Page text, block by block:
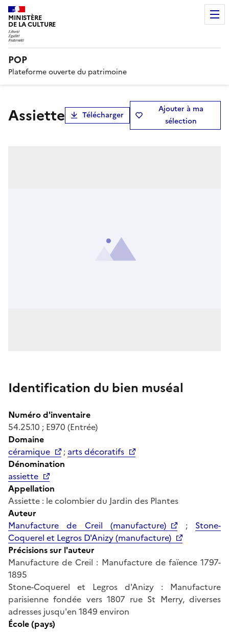
MINISTÈRE
DE LA CULTURE
POP
Plateforme ouverte du patrimoine
assiette Télécharger
Ajouter à ma
sélection
Identification du bien muséal
Numéro d'inventaire
54.25.10 ; E970 (Entrée)
Domaine
céramique
; arts décoratifs
Dénomination
assiette
Appellation
Assiette : le colombier du Jardin des Plantes
Auteur
Manufacture de Creil (manufacture)
; Stone-
Coquerel et Legros D'Anizy (manufacture)
Précisions sur l'auteur
Manufacture de Creil : Manufacture de faïence 1797-
1895
Stone-Coquerel et Legros d'Anizy : Manufacture
parisienne fondée vers 1807 rue St Merry, diverses
adresses jusqu'en 1849 environ
École (pays)